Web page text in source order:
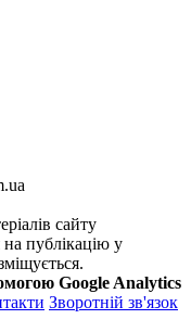
сайту
на публікацію у
Google Analytics
Зворотній зв'язок